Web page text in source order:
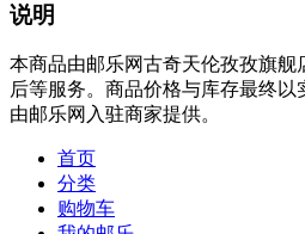
说明
本商品由邮乐网古奇天伦孜孜旗舰
后等服务。商品价格与库存最终
由邮乐网入驻商家提供。
首页
分类
购物车